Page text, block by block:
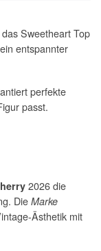
Sweetheart Top
entspannter
perfekte
passt.
2026 die
Die Marke
Ästhetik mit